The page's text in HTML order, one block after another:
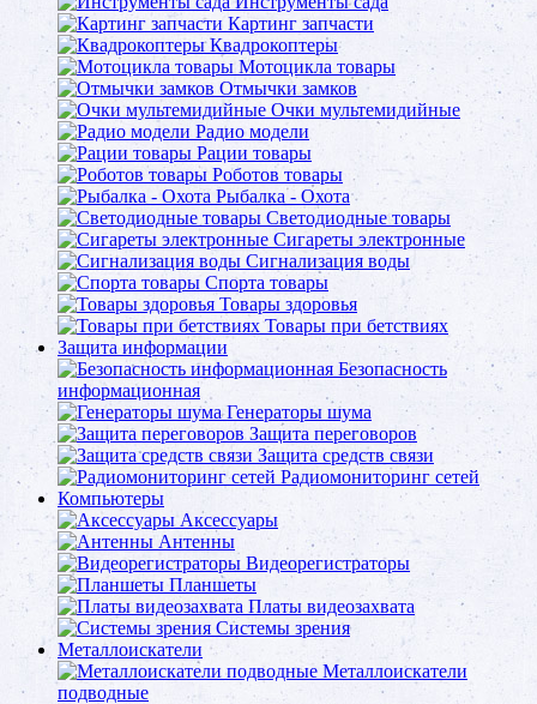
Картинг запчасти
Квадрокоптеры
Мотоцикла товары
Отмычки замков
Очки мультемидийные
Радио модели
Рации товары
Роботов товары
Рыбалка - Охота
Светодиодные товары
Сигареты электронные
Сигнализация воды
Спорта товары
Товары здоровья
Товары при бетствиях
Защита информации
Безопасность
информационная
Генераторы шума
Защита переговоров
Защита средств связи
Радиомониторинг сетей
Компьютеры
Аксессуары
Антенны
Видеорегистраторы
Планшеты
Платы видеозахвата
Системы зрения
Металлоискатели
Металлоискатели
подводные